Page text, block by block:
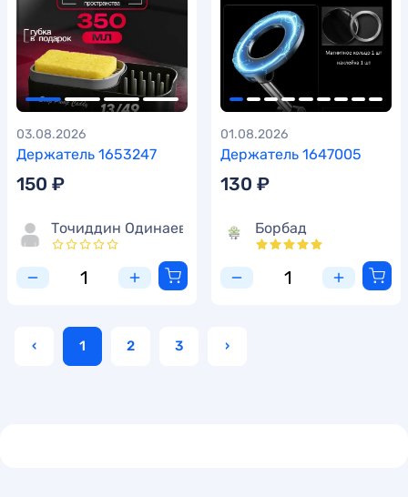
Держатель 1653247
03.08.2026
150 ₽
Точиддин Одинаев
Держатель 1647005
01.08.2026
130 ₽
Борбад
‹ 1 2 3 ›